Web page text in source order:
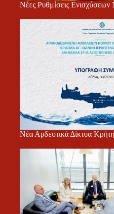
Νέες Ρυθμίσεις
Νέα Αρδευτικά Δίκτυα